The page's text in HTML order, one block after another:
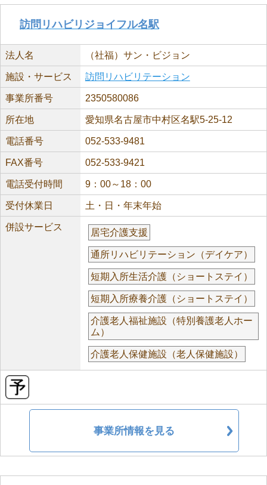
訪問リハビリジョイフル名駅
法人名 （社福）サン・ビジョン
施設・サービス 訪問リハビリテーション
事業所番号 2350580086
所在地 愛知県名古屋市中村区名駅5-25-12
電話番号 052-533-9481
FAX番号 052-533-9421
電話受付時間 9：00～18：00
受付休業日 土・日・年末年始
併設サービス
居宅介護支援
通所リハビリテーション（デイケア）
短期入所生活介護（ショートステイ）
短期入所療養介護（ショートステイ）
介護老人福祉施設（特別養護老人ホー
ム）
介護老人保健施設（老人保健施設）
事業所情報を見る